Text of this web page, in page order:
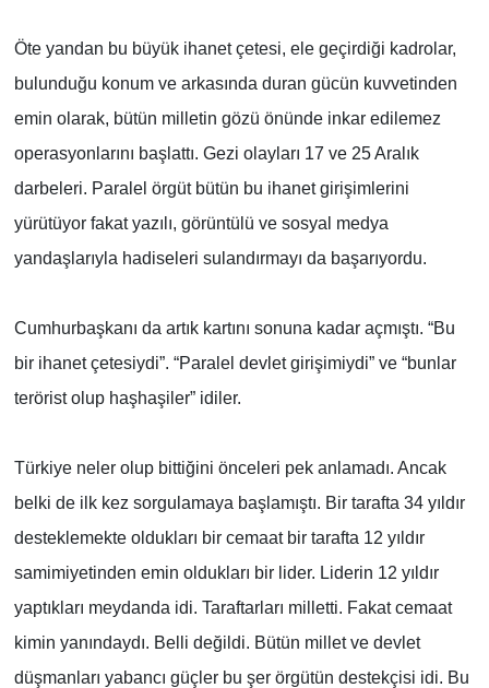
Öte yandan bu büyük ihanet çetesi, ele geçirdiği kadrolar,
bulunduğu konum ve arkasında duran gücün kuvvetinden
emin olarak, bütün milletin gözü önünde inkar edilemez
operasyonlarını başlattı. Gezi olayları 17 ve 25 Aralık
darbeleri. Paralel örgüt bütün bu ihanet girişimlerini
yürütüyor fakat yazılı, görüntülü ve sosyal medya
yandaşlarıyla hadiseleri sulandırmayı da başarıyordu.
Cumhurbaşkanı da artık kartını sonuna kadar açmıştı. “Bu
bir ihanet çetesiydi”. “Paralel devlet girişimiydi” ve “bunlar
terörist olup haşhaşiler” idiler.
Türkiye neler olup bittiğini önceleri pek anlamadı. Ancak
belki de ilk kez sorgulamaya başlamıştı. Bir tarafta 34 yıldır
desteklemekte oldukları bir cemaat bir tarafta 12 yıldır
samimiyetinden emin oldukları bir lider. Liderin 12 yıldır
yaptıkları meydanda idi. Taraftarları milletti. Fakat cemaat
kimin yanındaydı. Belli değildi. Bütün millet ve devlet
düşmanları yabancı güçler bu şer örgütün destekçisi idi. Bu